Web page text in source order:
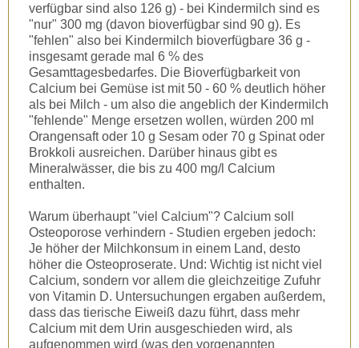
verfügbar sind also 126 g) - bei Kindermilch sind es
"nur" 300 mg (davon bioverfügbar sind 90 g). Es
"fehlen" also bei Kindermilch bioverfügbare 36 g -
insgesamt gerade mal 6 % des
Gesamttagesbedarfes. Die Bioverfügbarkeit von
Calcium bei Gemüse ist mit 50 - 60 % deutlich höher
als bei Milch - um also die angeblich der Kindermilch
"fehlende" Menge ersetzen wollen, würden 200 ml
Orangensaft oder 10 g Sesam oder 70 g Spinat oder
Brokkoli ausreichen. Darüber hinaus gibt es
Mineralwässer, die bis zu 400 mg/l Calcium
enthalten.
Warum überhaupt "viel Calcium"? Calcium soll
Osteoporose verhindern - Studien ergeben jedoch:
Je höher der Milchkonsum in einem Land, desto
höher die Osteoproserate. Und: Wichtig ist nicht viel
Calcium, sondern vor allem die gleichzeitige Zufuhr
von Vitamin D. Untersuchungen ergaben außerdem,
dass das tierische Eiweiß dazu führt, dass mehr
Calcium mit dem Urin ausgeschieden wird, als
aufgenommen wird (was den vorgenannten